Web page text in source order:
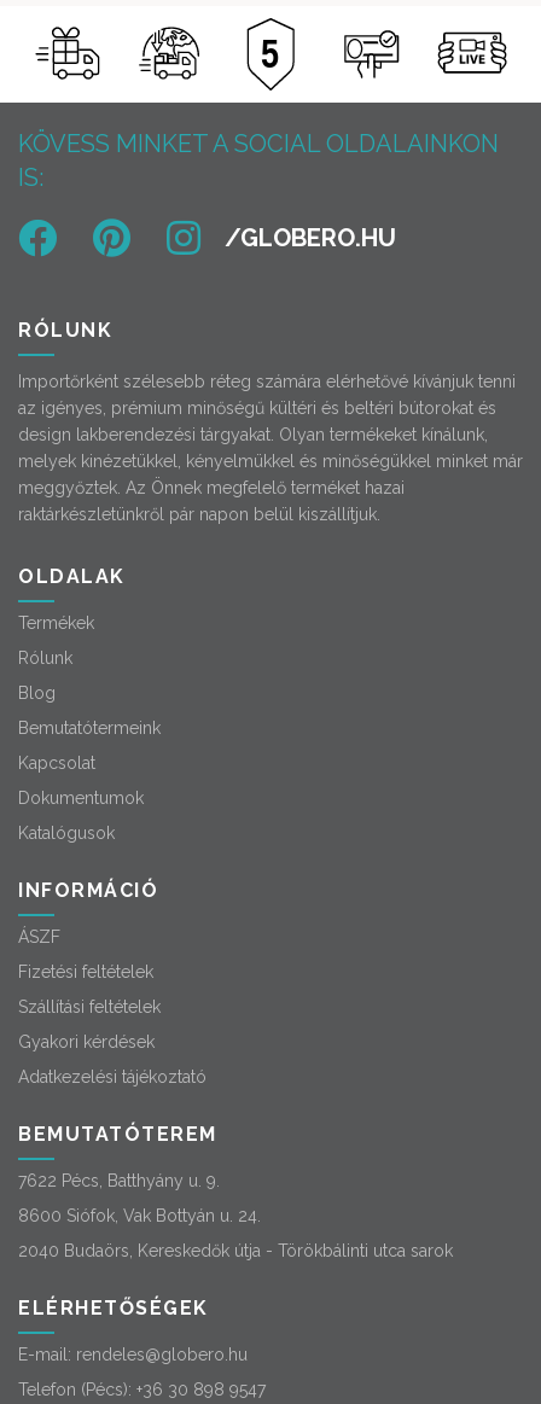
KÖVESS MINKET A SOCIAL OLDALAINKON
IS:
RÓLUNK
Importőrként szélesebb réteg számára elérhetővé kívánjuk tenni
az igényes, prémium minőségű kültéri és beltéri bútorokat és
design lakberendezési tárgyakat. Olyan termékeket kínálunk,
melyek kinézetükkel, kényelmükkel és minőségükkel minket már
meggyőztek. Az Önnek megfelelő terméket hazai
raktárkészletünkről pár napon belül kiszállítjuk.
OLDALAK
Termékek
Rólunk
Blog
Bemutatótermeink
Kapcsolat
Dokumentumok
Katalógusok
INFORMÁCIÓ
ÁSZF
Fizetési feltételek
Szállítási feltételek
Gyakori kérdések
Adatkezelési tájékoztató
BEMUTATÓTEREM
7622 Pécs, Batthyány u. 9.
8600 Siófok, Vak Bottyán u. 24.
2040 Budaörs, Kereskedők útja - Törökbálinti utca sarok
ELÉRHETŐSÉGEK
E-mail: rendeles@globero.hu
Telefon (Pécs): +36 30 898 9547